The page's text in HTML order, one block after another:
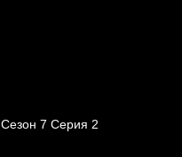
Сезон 7 Серия 2